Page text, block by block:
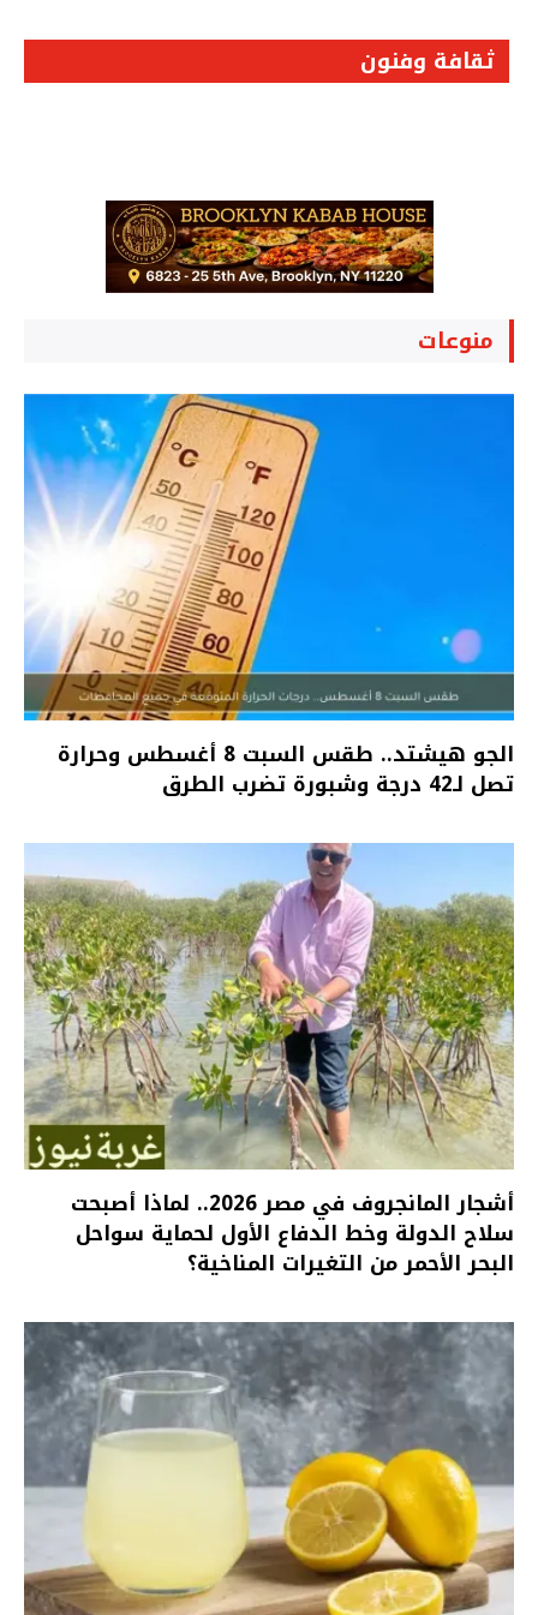
ثقافة وفنون
منوعات
الجو هيشتد.. طقس السبت 8 أغسطس وحرارة
تصل لـ42 درجة وشبورة تضرب الطرق
أشجار المانجروف في مصر 2026.. لماذا أصبحت
سلاح الدولة وخط الدفاع الأول لحماية سواحل
البحر الأحمر من التغيرات المناخية؟